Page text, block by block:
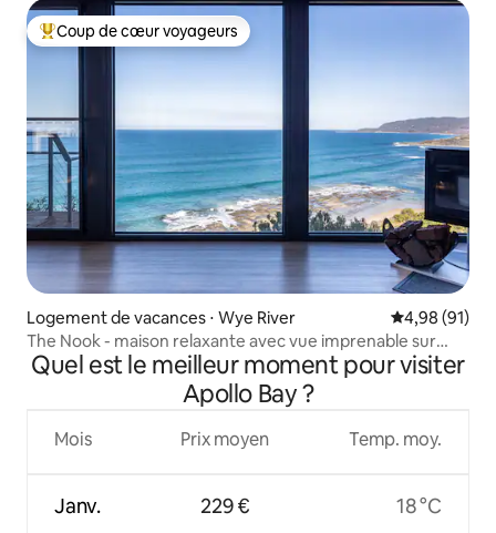
Coups de cœur voyageurs les plus appréciés
Coup de cœur voyageurs
Logement de vacances ⋅ Wye River Évaluation
4,98 (91)
The Nook - maison relaxante avec vue imprenable sur
l'océan
Quel est le meilleur moment pour visiter
Apollo Bay ?
Mois
Janv.
Prix moyen
229 €
Temp. moy.
18 °C